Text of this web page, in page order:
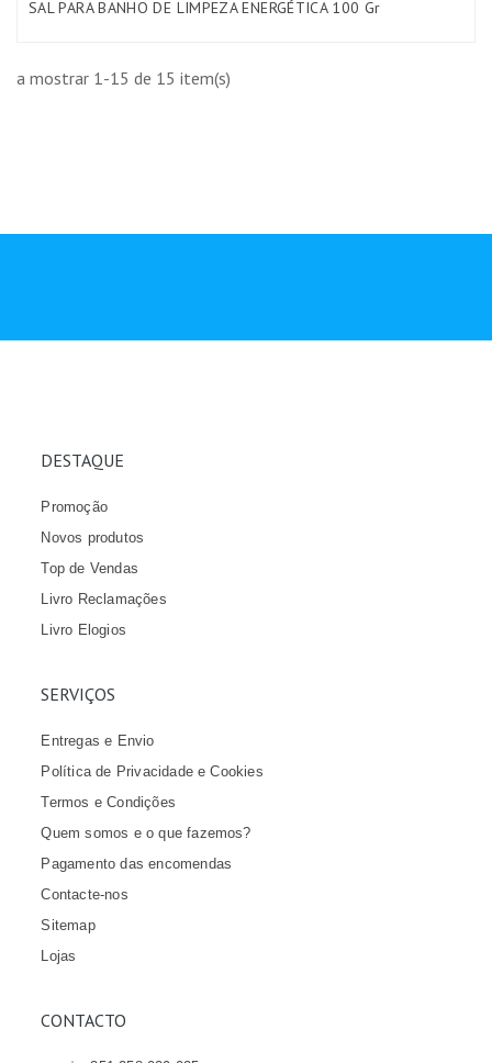
SAL PARA BANHO DE LIMPEZA ENERGÉTICA 100 Gr
a mostrar 1-15 de 15 item(s)
DESTAQUE
Promoção
Novos produtos
Top de Vendas
Livro Reclamações
Livro Elogios
SERVIÇOS
Entregas e Envio
Política de Privacidade e Cookies
Termos e Condições
Quem somos e o que fazemos?
Pagamento das encomendas
Contacte-nos
Sitemap
Lojas
CONTACTO